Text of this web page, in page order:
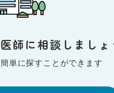
医師に相談しましょ
簡単に探すことができます